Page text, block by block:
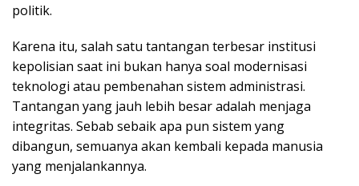
politik.
Karena itu, salah satu tantangan terbesar institusi
kepolisian saat ini bukan hanya soal modernisasi
teknologi atau pembenahan sistem administrasi.
Tantangan yang jauh lebih besar adalah menjaga
integritas. Sebab sebaik apa pun sistem yang
dibangun, semuanya akan kembali kepada manusia
yang menjalankannya.